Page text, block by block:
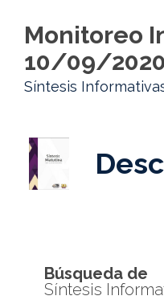
Monitoreo
10/09/2020
Síntesis
Búsqueda de
Síntesis